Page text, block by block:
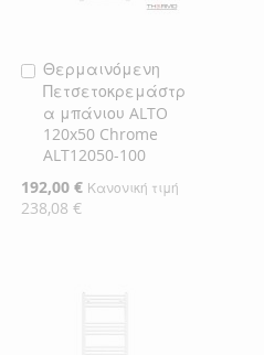
Θερμαινόμενη
Πετσετοκρεμάστρ
α μπάνιου ALTO
120x50 Chrome
ALT12050-100
Ειδική
Τιμή
192,00 € Κανονική τιμή
238,08 €
Προσθήκη
στο
Καλάθι